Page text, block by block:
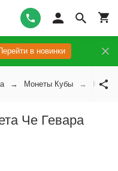
в новинки
Монеты Кубы Куба
Че Гевара